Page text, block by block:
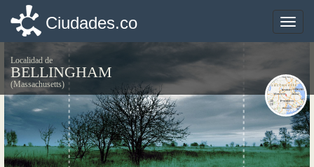
Toggle
Ciudades.co
Localidad de
BELLINGHAM
(Massachusetts)
Toggle
Ciudades.co